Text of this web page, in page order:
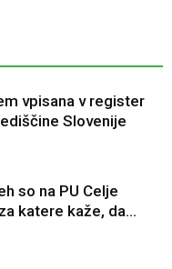
vpisana v register
Slovenije
so na PU Celje
katere kaže, da...